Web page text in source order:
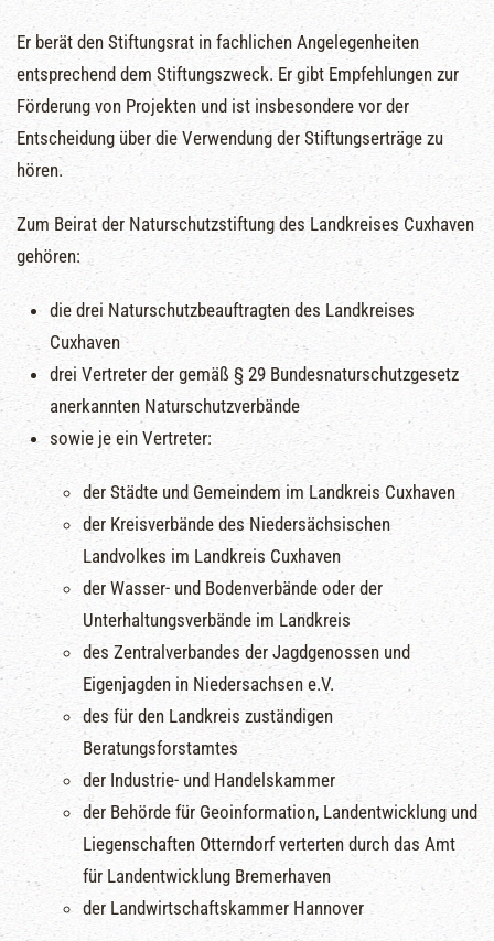
Er berät den Stiftungsrat in fachlichen Angelegenheiten
entsprechend dem Stiftungszweck. Er gibt Empfehlungen zur
Förderung von Projekten und ist insbesondere vor der
Entscheidung über die Verwendung der Stiftungserträge zu
hören.
Zum Beirat der Naturschutzstiftung des Landkreises Cuxhaven
gehören:
die drei Naturschutzbeauftragten des Landkreises
Cuxhaven
drei Vertreter der gemäß § 29 Bundesnaturschutzgesetz
anerkannten Naturschutzverbände
sowie je ein Vertreter:
der Städte und Gemeindem im Landkreis Cuxhaven
der Kreisverbände des Niedersächsischen
Landvolkes im Landkreis Cuxhaven
der Wasser- und Bodenverbände oder der
Unterhaltungsverbände im Landkreis
des Zentralverbandes der Jagdgenossen und
Eigenjagden in Niedersachsen e.V.
des für den Landkreis zuständigen
Beratungsforstamtes
der Industrie- und Handelskammer
der Behörde für Geoinformation, Landentwicklung und
Liegenschaften Otterndorf verterten durch das Amt
für Landentwicklung Bremerhaven
der Landwirtschaftskammer Hannover